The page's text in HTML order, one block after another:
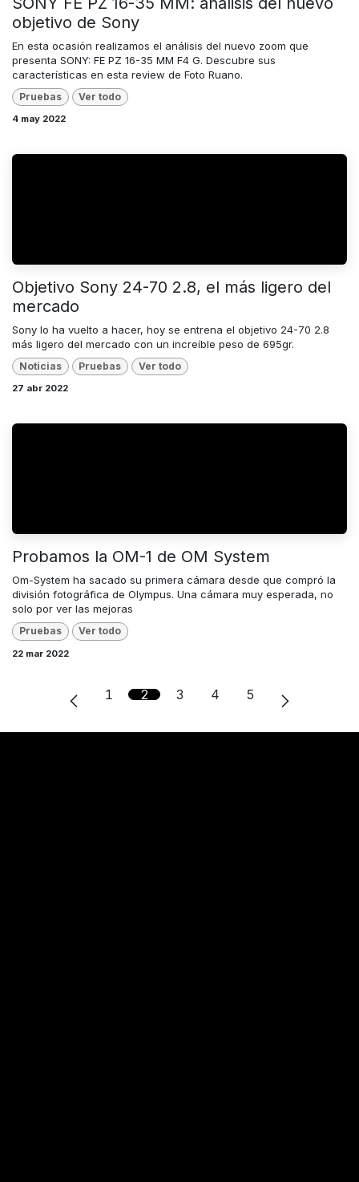
objetivo de Sony
En esta ocasión realizamos el análisis del nuevo zoom que
presenta SONY: FE PZ 16-35 MM F4 G. Descubre sus
características en esta review de Foto Ruano.
Pruebas Ver todo
4 may 2022
Objetivo Sony 24-70 2.8, el más ligero del
mercado
Sony lo ha vuelto a hacer, hoy se entrena el objetivo 24-70 2.8
más ligero del mercado con un increíble peso de 695gr.
Noticias Pruebas Ver todo
27 abr 2022
Probamos la OM-1 de OM System
Om-System ha sacado su primera cámara desde que compró la
división fotográfica de Olympus. Una cámara muy esperada, no
solo por ver las mejoras
Pruebas Ver todo
22 mar 2022
1 2 3 4 5